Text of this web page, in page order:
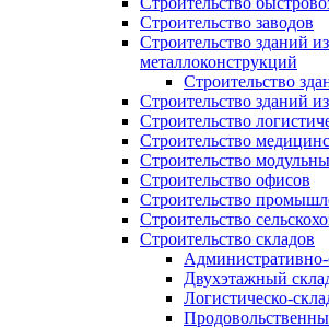
Строительство заводов
Строительство зданий из
металлоконструкций
Строительство
Строительство зданий
Строительство
Строительство
Строительство
Строительство офисов
Строительство
Строительство
Строительство складов
Административно-
Двухэтажный
Логистическо-